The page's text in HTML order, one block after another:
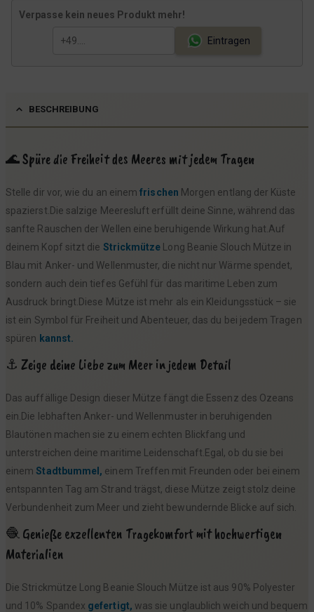
Verpasse kein neues Produkt mehr!
Eintragen
BESCHREIBUNG
🌊 Spüre die Freiheit des Meeres mit jedem Tragen
Stelle dir vor, wie du an einemfrischen Morgen entlang der Küste
spazierst.Die salzige Meeresluft erfüllt deine Sinne, während das
sanfte Rauschen der Wellen eine beruhigende Wirkung hat.Auf
deinem Kopf sitzt die Strickmütze Long Beanie Slouch Mütze in
Blau mit Anker- und Wellenmuster, die nicht nur Wärme spendet,
sondern auch dein tiefes Gefühl für das maritime Leben zum
Ausdruck bringt.Diese Mütze ist mehr als ein Kleidungsstück – sie
ist ein Symbol für Freiheit und Abenteuer, das du bei jedem Tragen
spüren kannst.
⚓ Zeige deine Liebe zum Meer in jedem Detail
Das auffällige Design dieser Mütze fängt die Essenz des Ozeans
ein.Die lebhaften Anker- und Wellenmuster in beruhigenden
Blautönen machen sie zu einem echten Blickfang und
unterstreichen deine maritime Leidenschaft.Egal, ob du sie bei
einemStadtbummel, einem Treffen mit Freunden oder bei einem
entspannten Tag am Strand trägst, diese Mütze zeigt stolz deine
Verbundenheit zum Meer und zieht bewundernde Blicke auf sich.
🧶 Genieße exzellenten Tragekomfort mit hochwertigen
Materialien
Die Strickmütze Long Beanie Slouch Mütze ist aus 90% Polyester
und 10% Spandex gefertigt, was sie unglaublich weich und bequem